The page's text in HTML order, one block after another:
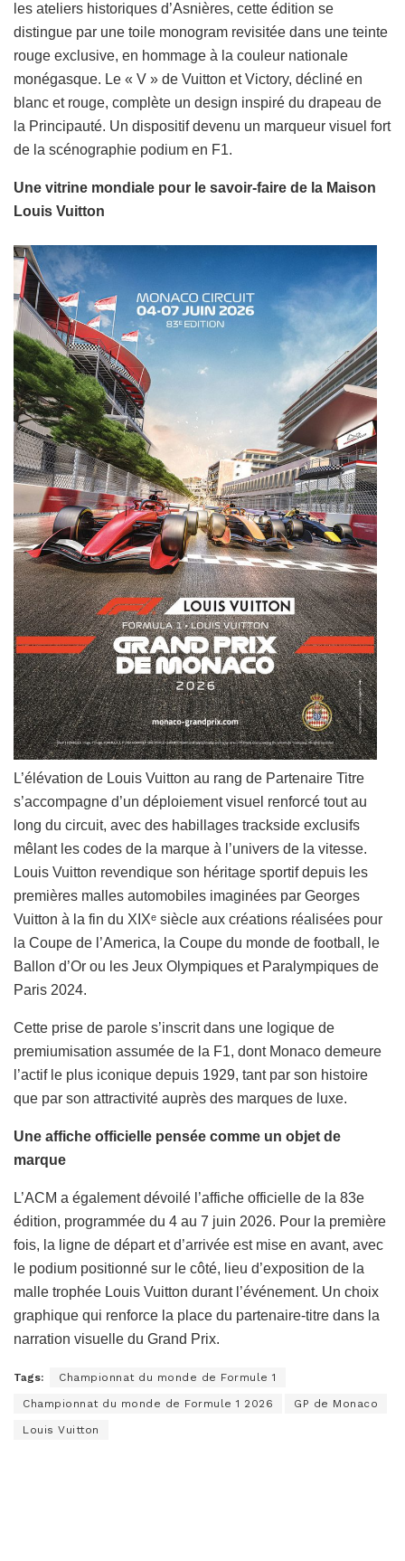
les ateliers historiques d’Asnières, cette édition se
distingue par une toile monogram revisitée dans une teinte
rouge exclusive, en hommage à la couleur nationale
monégasque. Le « V » de Vuitton et Victory, décliné en
blanc et rouge, complète un design inspiré du drapeau de
la Principauté. Un dispositif devenu un marqueur visuel fort
de la scénographie podium en F1.
Une vitrine mondiale pour le savoir-faire de la Maison
Louis Vuitton
L’élévation de Louis Vuitton au rang de Partenaire Titre
s’accompagne d’un déploiement visuel renforcé tout au
long du circuit, avec des habillages trackside exclusifs
mêlant les codes de la marque à l’univers de la vitesse.
Louis Vuitton revendique son héritage sportif depuis les
premières malles automobiles imaginées par Georges
Vuitton à la fin du XIXᵉ siècle aux créations réalisées pour
la Coupe de l’America, la Coupe du monde de football, le
Ballon d’Or ou les Jeux Olympiques et Paralympiques de
Paris 2024.
Cette prise de parole s’inscrit dans une logique de
premiumisation assumée de la F1, dont Monaco demeure
l’actif le plus iconique depuis 1929, tant par son histoire
que par son attractivité auprès des marques de luxe.
Une affiche officielle pensée comme un objet de
marque
L’ACM a également dévoilé l’affiche officielle de la 83e
édition, programmée du 4 au 7 juin 2026. Pour la première
fois, la ligne de départ et d’arrivée est mise en avant, avec
le podium positionné sur le côté, lieu d’exposition de la
malle trophée Louis Vuitton durant l’événement. Un choix
graphique qui renforce la place du partenaire-titre dans la
narration visuelle du Grand Prix.
Tags: Championnat du monde de Formule 1
Championnat du monde de Formule 1 2026 GP de Monaco
Louis Vuitton